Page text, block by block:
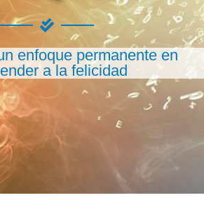
enfoque permanente en
a la felicidad